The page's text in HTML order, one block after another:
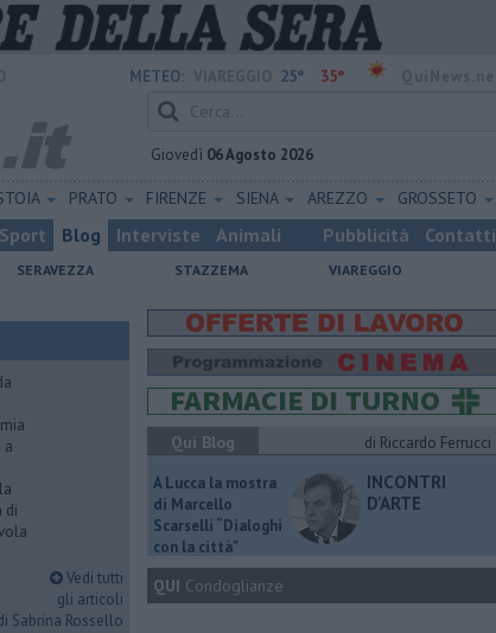
METEO: 25° 35°
Giovedì 06 Agosto 2026
PRATO FIRENZE SIENA AREZZO GROSSETO
Sport Blog Interviste Animali Pubblicità Contatti
SERAVEZZA STAZZEMA VIAREGGIO
a
di
Vedi tutti
gli articoli
Sabrina Rossello
Qui Blog
di Riccardo Ferrucci
A Lucca la mostra
di Marcello
Scarselli “Dialoghi
con la città"
INCONTRI
D'ARTE
QUI Condoglianze